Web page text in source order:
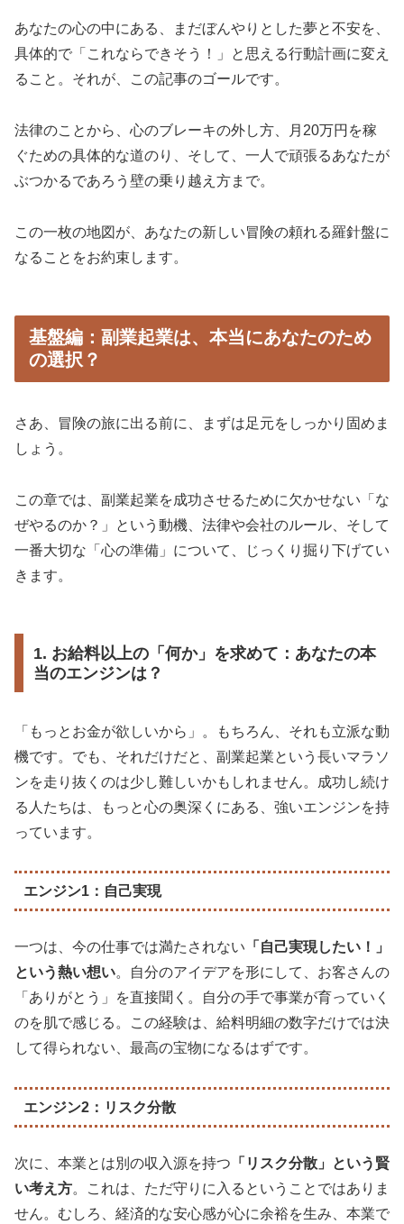
あなたの心の中にある、まだぼんやりとした夢と不安を、
具体的で「これならできそう！」と思える行動計画に変え
ること。それが、この記事のゴールです。
法律のことから、心のブレーキの外し方、月20万円を稼
ぐための具体的な道のり、そして、一人で頑張るあなたが
ぶつかるであろう壁の乗り越え方まで。
この一枚の地図が、あなたの新しい冒険の頼れる羅針盤に
なることをお約束します。
基盤編：副業起業は、本当にあなたのため
の選択？
さあ、冒険の旅に出る前に、まずは足元をしっかり固めま
しょう。
この章では、副業起業を成功させるために欠かせない「な
ぜやるのか？」という動機、法律や会社のルール、そして
一番大切な「心の準備」について、じっくり掘り下げてい
きます。
1. お給料以上の「何か」を求めて：あなたの本
当のエンジンは？
「もっとお金が欲しいから」。もちろん、それも立派な動
機です。でも、それだけだと、副業起業という長いマラソ
ンを走り抜くのは少し難しいかもしれません。成功し続け
る人たちは、もっと心の奥深くにある、強いエンジンを持
っています。
エンジン1：自己実現
一つは、今の仕事では満たされない 「自己実現したい！」
という熱い想い。自分のアイデアを形にして、お客さんの
「ありがとう」を直接聞く。自分の手で事業が育っていく
のを肌で感じる。この経験は、給料明細の数字だけでは決
して得られない、最高の宝物になるはずです。
エンジン2：リスク分散
次に、本業とは別の収入源を持つ 「リスク分散」という賢
い考え方。これは、ただ守りに入るということではありま
せん。むしろ、経済的な安心感が心に余裕を生み、本業で